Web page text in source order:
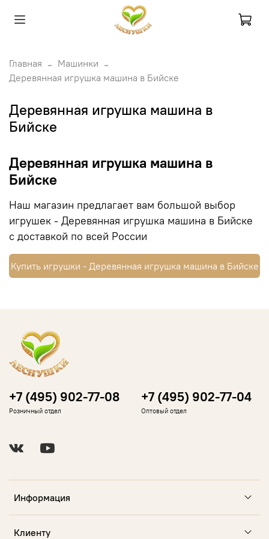
Главная
Машинки
Деревянная игрушка машина в Бийске
Деревянная игрушка машина в
Бийске
Деревянная игрушка машина в
Бийске
Наш магазин предлагает вам большой выбор
игрушек - Деревянная игрушка машина в Бийске
с доставкой по всей России
Купить игрушки - Деревянная игрушка машина в Бийске
Информация
Клиенту
+7 (495) 902-77-08
Розничный отдел
+7 (495) 902-77-04
Оптовый отдел